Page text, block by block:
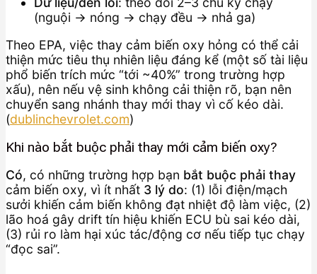
(nguội → nóng → chạy đều → nhả ga)
Theo EPA, việc thay cảm biến oxy hỏng có thể cải
thiện mức tiêu thụ nhiên liệu đáng kể (một số tài liệu
phổ biến trích mức “tới ~40%” trong trường hợp
xấu), nên nếu vệ sinh không cải thiện rõ, bạn nên
chuyển sang nhánh thay mới thay vì cố kéo dài.
(dublinchevrolet.com)
Khi nào bắt buộc phải thay mới cảm biến oxy?
Có, có những trường hợp bạn bắt buộc phải thay
cảm biến oxy, vì ít nhất 3 lý do: (1) lỗi điện/mạch
sưởi khiến cảm biến không đạt nhiệt độ làm việc, (2)
lão hoá gây drift tín hiệu khiến ECU bù sai kéo dài,
(3) rủi ro làm hại xúc tác/động cơ nếu tiếp tục chạy
“đọc sai”.